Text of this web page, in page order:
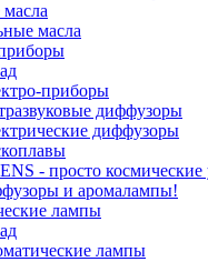
масла
приборы
диффузоры
диффузоры
лампы
лампы